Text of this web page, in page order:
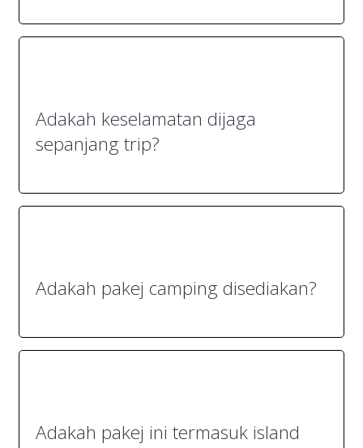
Adakah keselamatan dijaga
sepanjang trip?
Adakah pakej camping disediakan?
Adakah pakej ini termasuk island